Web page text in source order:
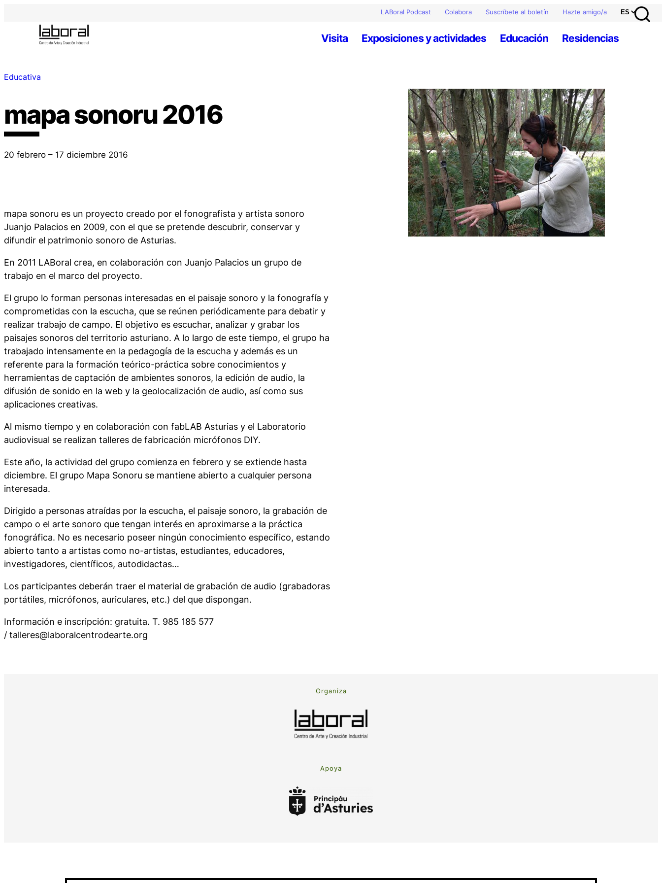
LABoral Podcast Colabora Suscríbete al boletín Hazte amigo/a
Visita Exposiciones y actividades Educación Residencias
Educativa
mapa sonoru 2016
20 febrero – 17 diciembre 2016
mapa sonoru es un proyecto creado por el fonografista y artista sonoro
Juanjo Palacios en 2009, con el que se pretende descubrir, conservar y
difundir el patrimonio sonoro de Asturias.
En 2011 LABoral crea, en colaboración con Juanjo Palacios un grupo de
trabajo en el marco del proyecto.
El grupo lo forman personas interesadas en el paisaje sonoro y la fonografía y
comprometidas con la escucha, que se reúnen periódicamente para debatir y
realizar trabajo de campo. El objetivo es escuchar, analizar y grabar los
paisajes sonoros del territorio asturiano. A lo largo de este tiempo, el grupo ha
trabajado intensamente en la pedagogía de la escucha y además es un
referente para la formación teórico-práctica sobre conocimientos y
herramientas de captación de ambientes sonoros, la edición de audio, la
difusión de sonido en la web y la geolocalización de audio, así como sus
aplicaciones creativas.
Al mismo tiempo y en colaboración con fabLAB Asturias y el Laboratorio
audiovisual se realizan talleres de fabricación micrófonos DIY.
Este año, la actividad del grupo comienza en febrero y se extiende hasta
diciembre. El grupo Mapa Sonoru se mantiene abierto a cualquier persona
interesada.
Dirigido a personas atraídas por la escucha, el paisaje sonoro, la grabación de
campo o el arte sonoro que tengan interés en aproximarse a la práctica
fonográfica. No es necesario poseer ningún conocimiento específico, estando
abierto tanto a artistas como no-artistas, estudiantes, educadores,
investigadores, científicos, autodidactas…
Los participantes deberán traer el material de grabación de audio (grabadoras
portátiles, micrófonos, auriculares, etc.) del que dispongan.
Información e inscripción: gratuita. T. 985 185 577
/ talleres@laboralcentrodearte.org
Organiza
Apoya